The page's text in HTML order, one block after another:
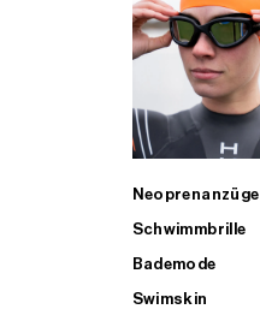
Neoprenanzüge
Schwimmbrille
Bademode
Swimskin